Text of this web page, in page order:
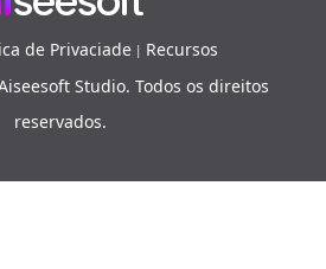
de Privaciade | Recursos
Studio. Todos os direitos
reservados.